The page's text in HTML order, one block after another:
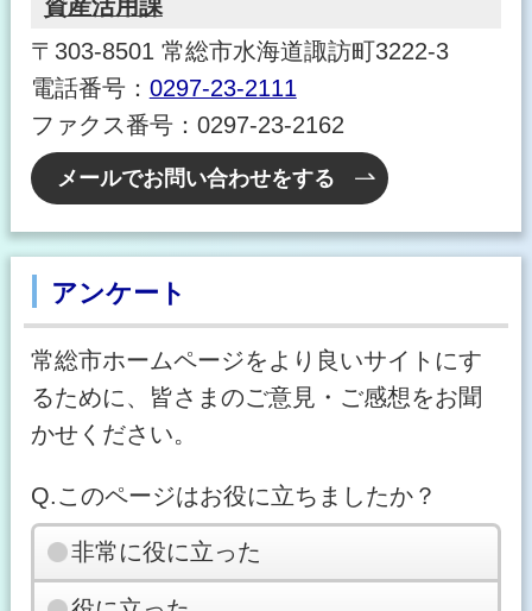
資産活用課
〒303-8501 常総市水海道諏訪町3222-3
電話番号： 0297-23-2111
ファクス番号：0297-23-2162
メールでお問い合わせをする
アンケート
常総市ホームページをより良いサイトにす
るために、皆さまのご意見・ご感想をお聞
かせください。
Q.このページはお役に立ちましたか？
非常に役に立った